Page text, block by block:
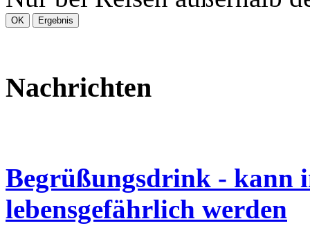
Nachrichten
Begrüßungsdrink - kann
lebensgefährlich werden